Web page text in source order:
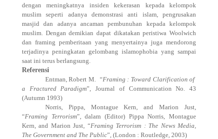
dengan meningkatnya insiden kekerasan kepada kelompok
muslim seperti adanya demonstrasi anti islam, pengrusakan
masjid dan adanya ancaman pembunuhan kepada kelompok
muslim. Dengan demikian dapat dikatakan peristiwa Woolwich
dan framing pemberitaan yang menyertainya juga mendorong
terjadinya peningkatan gelombang islamophobia yang sampai
saat ini terus berlangsung.
Referensi
Entman, Robert M.
“Framing : Toward Clarification of
a Fractured Paradigm”, Journal of Communication No. 43
(Autumn 1993)
Norris, Pippa, Montague Kern, and Marion Just,
“Framing Terrorism”, dalam (Editor) Pippa Norris, Montague
Kern, and Marion Just, “Framing Terrorism : The News Media,
The Government and The Public”, (London : Routledge, 2003)